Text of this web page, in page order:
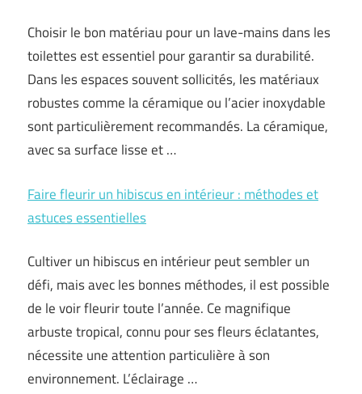
Choisir le bon matériau pour un lave-mains dans les
toilettes est essentiel pour garantir sa durabilité.
Dans les espaces souvent sollicités, les matériaux
robustes comme la céramique ou l’acier inoxydable
sont particulièrement recommandés. La céramique,
avec sa surface lisse et …
Faire fleurir un hibiscus en intérieur : méthodes et
astuces essentielles
Cultiver un hibiscus en intérieur peut sembler un
défi, mais avec les bonnes méthodes, il est possible
de le voir fleurir toute l’année. Ce magnifique
arbuste tropical, connu pour ses fleurs éclatantes,
nécessite une attention particulière à son
environnement. L’éclairage …